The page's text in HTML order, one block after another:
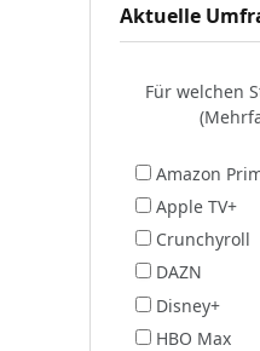
Aktuelle
Für welchen
Amazon
Apple TV+
Crunchyroll
DAZN
Disney+
HBO Max